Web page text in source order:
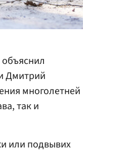
Дмитрий
многолетней
так и
или подвывих